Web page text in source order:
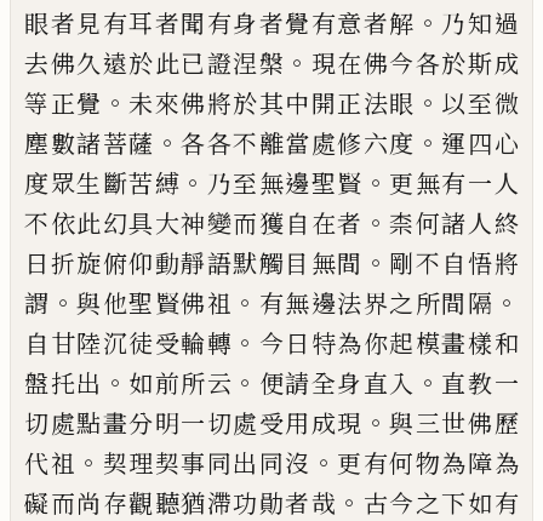
眼者見有耳者聞有身者覺有意者解 。 乃知過
去佛久遠於此已證涅槃 。 現在佛今各於斯成
等正覺 。 未來佛將於其中開正法眼 。 以至微
塵數諸菩薩 。各各不離當處修六度 。 運四心
度眾生斷苦縛 。 乃至無邊聖賢 。 更無有一人
不依此幻具大神變而獲自在者 。 柰何諸人終
日折旋俯仰動靜語默觸目無間 。 剛不自悟將
謂 。與他聖賢佛祖 。 有無邊法界之所間隔 。
自甘陸沉徒受輪轉 。 今日特為你起模畫樣和
盤托出 。 如前所云 。 便請全身直入 。 直教一
切處點畫分明一切處受用成現 。與三世佛歷
代祖 。 契理契事同出同沒 。 更有何物為障為
礙而尚存觀聽猶滯功勛者哉 。 古今之下如有